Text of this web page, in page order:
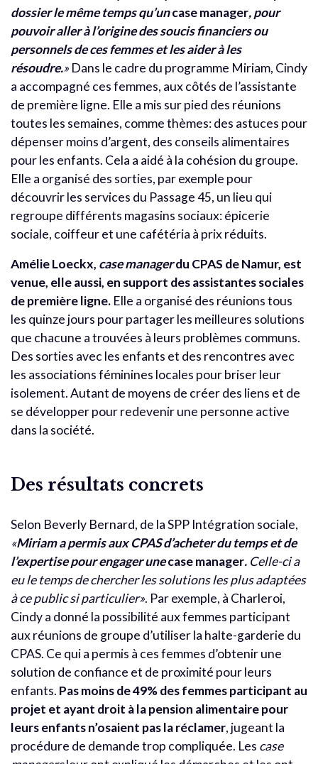
dossier le même temps qu’uncase manager, pour
pouvoir aller à l’origine des soucis financiers ou
personnels de ces femmes et les aider à les
résoudre.» Dans le cadre du programme Miriam, Cindy
a accompagné ces femmes, aux côtés de l’assistante
de première ligne. Elle a mis sur pied des réunions
toutes les semaines, comme thèmes: des astuces pour
dépenser moins d’argent, des conseils alimentaires
pour les enfants. Cela a aidé à la cohésion du groupe.
Elle a organisé des sorties, par exemple pour
découvrir les services du Passage 45, un lieu qui
regroupe différents magasins sociaux: épicerie
sociale, coiffeur et une cafétéria à prix réduits.
Amélie Loeckx, case managerdu CPAS de Namur, est
venue, elle aussi, en support des assistantes sociales
de première ligne. Elle a organisé des réunions tous
les quinze jours pour partager les meilleures solutions
que chacune a trouvées à leurs problèmes communs.
Des sorties avec les enfants et des rencontres avec
les associations féminines locales pour briser leur
isolement. Autant de moyens de créer des liens et de
se développer pour redevenir une personne active
dans la société.
Des résultats concrets
Selon Beverly Bernard, de la SPP Intégration sociale,
«Miriam a permis aux CPAS d’acheter du temps et de
l’expertise pour engager unecase manager. Celle-ci a
eu le temps de chercher les solutions les plus adaptées
à ce public si particulier». Par exemple, à Charleroi,
Cindy a donné la possibilité aux femmes participant
aux réunions de groupe d’utiliser la halte-garderie du
CPAS. Ce qui a permis à ces femmes d’obtenir une
solution de confiance et de proximité pour leurs
enfants. Pas moins de 49% des femmes participant au
projet et ayant droit à la pension alimentaire pour
leurs enfants n’osaient pas la réclamer, jugeant la
procédure de demande trop compliquée. Les case